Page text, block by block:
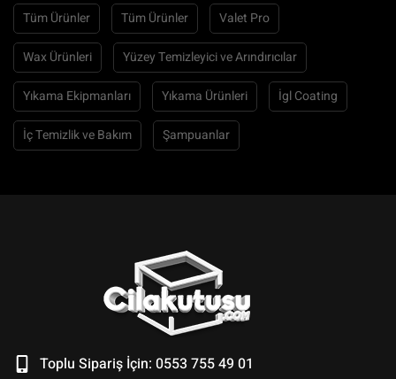
Tüm Ürünler Tüm Ürünler Valet Pro
Wax Ürünleri Yüzey Temizleyici ve Arındırıcılar
Yıkama Ekipmanları Yıkama Ürünleri İgl Coating
İç Temizlik ve Bakım Şampuanlar
Toplu Sipariş İçin: 0553 755 49 01